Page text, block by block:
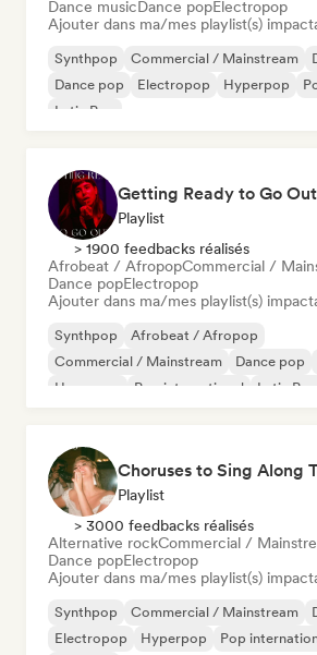
Dance musicDance popElectropop
Ajouter dans ma/mes playlist(s)
Synthpop Commercial / Mainstream
Dance pop
Electropop Hyperpop
Latin Pop
Getting Ready to Go
Playlist
> 1900 feedbacks réalisés
Afrobeat / AfropopCommercial /
Dance popElectropop
Ajouter dans ma/mes playlist(s)
Synthpop
Afrobeat / Afropop
Commercial / Mainstream
Dance pop
Hyperpop
Pop international Latin Pop
Choruses to Sing Along
Playlist
> 3000 feedbacks réalisés
Alternative rockCommercial /
Dance popElectropop
Ajouter dans ma/mes playlist(s)
Synthpop Commercial / Mainstream
Electropop
Hyperpop Pop